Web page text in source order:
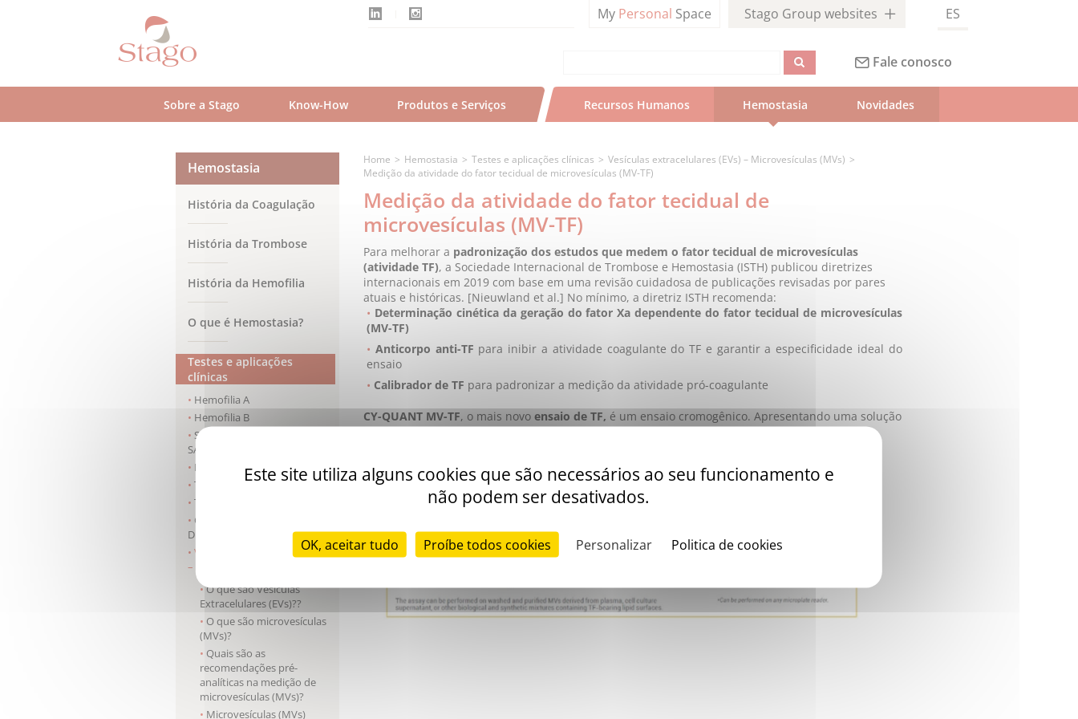
My Personal Space Stago Group websites ES
Fale conosco
Sobre a Stago Know-How Produtos e Serviços Recursos Humanos Hemostasia Novidades
Hemostasia
História da Coagulação
História da Trombose
História da Hemofilia
O que é Hemostasia?
Testes e aplicações
clínicas
Hemofilia A
Hemofilia B
Síndrome antifosfolípides -
SAF
Doença de Von Willebrand
Trombofilia
Triagem Pré-operatória
Coagulação Intravascular
Disseminada
Vesículas extracelulares (EVs)
– Microvesículas (MVs)
O que são Vesículas
Extracelulares (EVs)??
O que são microvesículas
(MVs)?
Quais são as
recomendações pré-
analíticas na medição de
microvesículas (MVs)?
Microvesículas (MVs)
Home Hemostasia Testes e aplicações clínicas
Vesículas extracelulares (EVs) – Microvesículas (MVs)
Medição da atividade do fator tecidual de microvesículas (MV-TF)
Medição da atividade do fator tecidual de
microvesículas (MV-TF)
Para melhorar a padronização dos estudos que medem o fator tecidual de microvesículas
(atividade TF), a Sociedade Internacional de Trombose e Hemostasia (ISTH) publicou diretrizes
internacionais em 2019 com base em uma revisão cuidadosa de publicações revisadas por pares
atuais e históricas. [Nieuwland et al.] No mínimo, a diretriz ISTH recomenda:
Determinação cinética da geração do fator Xa dependente do fator tecidual de microvesículas
(MV-TF)
Anticorpo anti-TF para inibir a atividade coagulante do TF e garantir a especificidade ideal do
ensaio
Calibrador de TF para padronizar a medição da atividade pró-coagulante
CY-QUANT MV-TF, o mais novo ensaio de TF, é um ensaio cromogênico. Apresentando uma solução
altamente sensível para atividade de MV TF, sem perder especificidade, tudo isso em
Este site utiliza alguns cookies que são necessários ao seu funcionamento e
não podem ser desativados.
OK, aceitar tudo Proíbe todos cookies Personalizar Politica de cookies